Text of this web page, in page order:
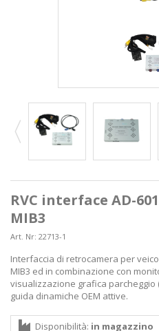
RVC interface AD-
MIB3
Art. Nr: 22713-1
Interfaccia di retrocamera per
MIB3 ed in combinazione con
visualizzazione grafica
guida dinamiche OEM attive.
Disponibilità: in magazzino